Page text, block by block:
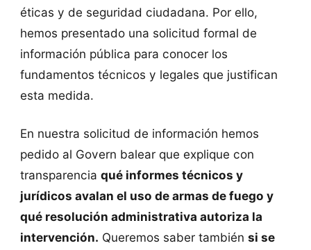
éticas y de seguridad ciudadana. Por ello,
hemos presentado una solicitud formal de
información pública para conocer los
fundamentos técnicos y legales que justifican
esta medida.
En nuestra solicitud de información hemos
pedido al Govern balear que explique con
transparencia qué informes técnicos y
jurídicos avalan el uso de armas de fuego y
qué resolución administrativa autoriza la
intervención. Queremos saber también si se